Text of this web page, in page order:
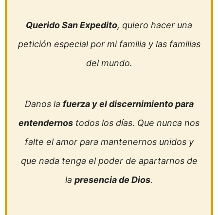
Querido San Expedito, quiero hacer una
petición especial por mi familia y las familias
del mundo.
Danos la fuerza y el discernimiento para
entendernos todos los días. Que nunca nos
falte el amor para mantenernos unidos y
que nada tenga el poder de apartarnos de
la presencia de Dios.